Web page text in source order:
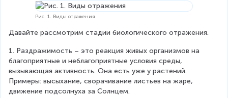
Рис. 1. Виды отражения
Давайте рассмотрим стадии биологического отражения.
1. Раздражимость – это реакция живых организмов на
благоприятные и неблагоприятные условия среды,
вызывающая активность. Она есть уже у растений.
Примеры: высыхание, сворачивание листьев на жаре,
движение подсолнуха за Солнцем.